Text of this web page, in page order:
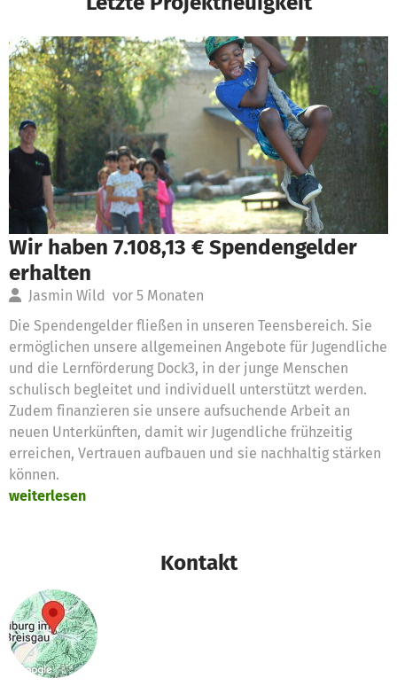
Wir haben 7.108,13 € Spendengelder
erhalten
Jasmin Wild vor 5 Monaten
Die Spendengelder fließen in unseren Teensbereich. Sie
ermöglichen unsere allgemeinen Angebote für Jugendliche
und die Lernförderung Dock3, in der junge Menschen
schulisch begleitet und individuell unterstützt werden.
Zudem finanzieren sie unsere aufsuchende Arbeit an
neuen Unterkünften, damit wir Jugendliche frühzeitig
erreichen, Vertrauen aufbauen und sie nachhaltig stärken
können.
weiterlesen
Kontakt